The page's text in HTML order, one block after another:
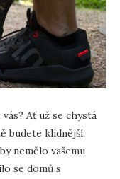
Ať už se chystá
budete klidnější,
nemělo vašemu
se domů s